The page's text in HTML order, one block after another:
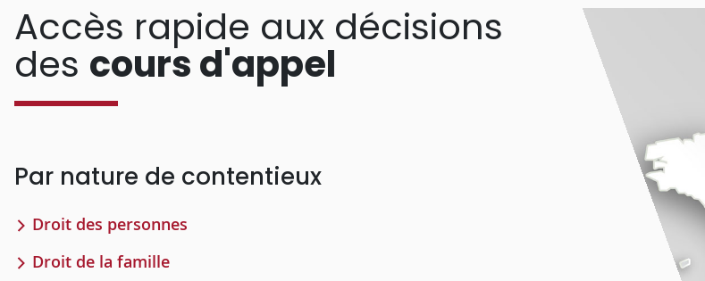
Accès rapide aux décisions
des cours d'appel
Par nature de contentieux
Droit des personnes
Droit de la famille